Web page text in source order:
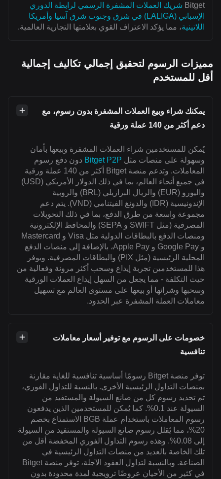
Bitget شريك العملات المشفرة الرسمي لرابطة الدوري
الإسباني (LALIGA) في شرق وجنوب شرق آسيا وأمريكا
اللاتينية، مما يؤكد الاعتراف القوي بعلامتها التجارية العالمية.
مميزات الرسوم لتحقيق إجمالي تكاليف إجمالية
أقل للمستخدم
يمكنك شراء وبيع العملات المشفرة بدون رسوم، مع
دعم أكثر من 140 عملة ورقية
يُمكن للمستخدمين شراء العملات المشفرة وبيعها بأمان
وسهولة على منصات مثل Bitget P2P دون دفع رسوم
المعاملات. وتدعم منصة Bitget أكثر من 140 عملة ورقية
في جميع أنحاء العالم، بما في ذلك الدولار الأمريكي (USD)
واليورو (EUR) والريال البرازيلي (BRL) والروبية
الإندونيسية (IDR) والدونغ الفيتنامي (VND). يتم دعم
مجموعة واسعة من طرق الدفع، بما في ذلك التحويلات
المصرفية (مثل SWIFT و SEPA) والمحافظ الإلكترونية
ومنصات الدفع بالبطاقات الدولية مثل Visa و Mastercard
و Google Pay و Apple Pay، بالإضافة إلى منصات الدفع
المحلية الرئيسية (مثل PIX) والبطاقات المصرفية. ويوفر
هذا للمستخدمين تجربة إيداع وسحب أكثر مرونة وفعالية من
حيث التكلفة - مما يجعل من السهل إيداع العملات الورقية
وسحبها وشرائها أو بيعها على مستوى العالم مع تسهيل
معاملات العملة المشفرة عبر الحدود.
خصومات على الرسوم مع توفير أسعار معاملات
تنافسية
توفر منصة Bitget رسومًا أساسية تنافسية للغاية مقارنة
بمنصات التداول الرئيسية الأخرى. بالنسبة للتداول الفوري،
تم تحديد رسوم كل من صانع السيولة والمستفيد من
السيولة عند 0.1%. كما يُمكن للمستخدمين الذين يدفعون
رسوم المعاملات باستخدام عملة BGB الاستمتاع بخصم
20%، مما يُقلل رسوم صانع السيولة والمستفيد من السيولة
إلى 0.08%. وهذه رسوم التداول الفوري المخفضة أقل من
تلك الخاصة بالعديد من منصات التداول الرئيسية في
الصناعة. وبالنسبة لتداول العقود الآجلة، توفر منصة Bitget
في كثير من الأحيان عروضًا ترويجية لمدة محدودة بدون